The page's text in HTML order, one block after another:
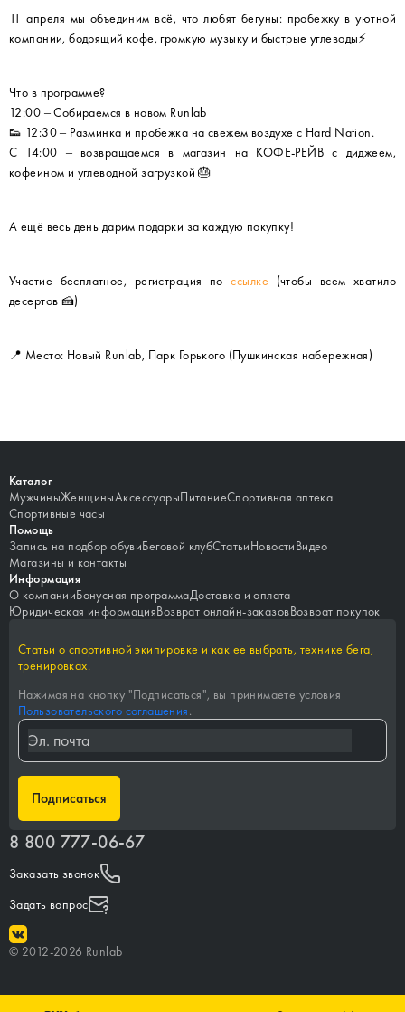
11 апреля мы объединим всё, что любят бегуны: пробежку в уютной
компании, бодрящий кофе, громкую музыку и быстрые углеводы⚡️
Что в программе?
12:00 – Собираемся в новом Runlab
👟 12:30 – Разминка и пробежка на свежем воздухе с Hard Nation.
С 14:00 – возвращаемся в магазин на КОФЕ-РЕЙВ с диджеем,
кофеином и углеводной загрузкой 🎂
А ещё весь день дарим подарки за каждую покупку!
Участие бесплатное, регистрация поссылке (чтобы всем хватило
десертов 🍰)
📍 Место: Новый Runlab, Парк Горького (Пушкинская набережная)
Каталог
МужчиныЖенщиныАксессуарыПитаниеСпортивная аптека
Спортивные часы
Помощь
Запись на подбор обувиБеговой клубСтатьиНовостиВидео
Магазины и контакты
Информация
О компанииБонусная программаДоставка и оплата
Юридическая информацияВозврат онлайн-заказовВозврат покупок
Статьи о спортивной экипировке и как ее выбрать, технике бега,
тренировках.
Нажимая на кнопку "Подписаться", вы принимаете условия
Пользовательского соглашения.
Подписаться
8 800 777-06-67
Заказать звонок
Задать вопрос
© 2012-2026 Runlab